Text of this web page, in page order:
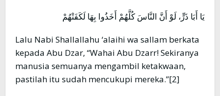
يَا أَبَا ذَرٍّ، لَوْ أَنَّ النَّاسَ كُلَّهُمْ أَخَذُوا بِهَا لَكَفَتْهُمْ
Lalu Nabi Shallallahu ‘alaihi wa sallam berkata
kepada Abu Dzar, “Wahai Abu Dzarr! Sekiranya
manusia semuanya mengambil ketakwaan,
pastilah itu sudah mencukupi mereka.”[2]